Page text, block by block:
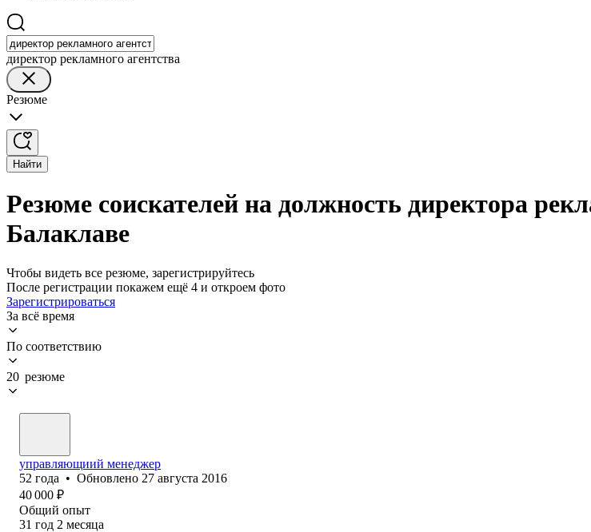
директор рекламного агентства
Резюме
Найти
Резюме соискателей на должность директора
Балаклаве
Чтобы видеть все резюме, зарегистрируйтесь
После регистрации покажем ещё 4 и откроем фото
Зарегистрироваться
За всё время
По соответствию
20 резюме
управляющиий менеджер
52 года • Обновлено 27 августа 2016
40 000 ₽
Общий опыт
31 год 2 месяца